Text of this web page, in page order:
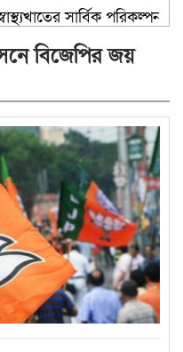
সার্বিক পরিকল্পনা
এক হাজার গাছের চারা
বিজেপির জয়